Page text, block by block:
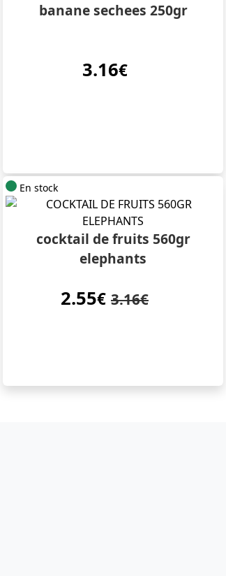
banane sechees 250gr
3.16€
En stock
cocktail de fruits 560gr
elephants
2.55€ 3.16€